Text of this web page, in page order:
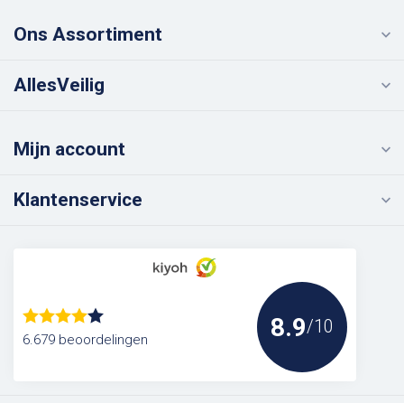
Ons Assortiment
AllesVeilig
Mijn account
Klantenservice
6.679 beoordelingen 8.9/10